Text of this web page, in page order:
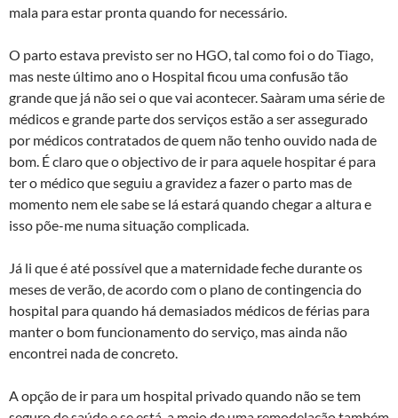
mala para estar pronta quando for necessário.
O parto estava previsto ser no HGO, tal como foi o do Tiago,
mas neste último ano o Hospital ficou uma confusão tão
grande que já não sei o que vai acontecer. Saà­ram uma série de
médicos e grande parte dos serviços estão a ser assegurado
por médicos contratados de quem não tenho ouvido nada de
bom. É claro que o objectivo de ir para aquele hospitar é para
ter o médico que seguiu a gravidez a fazer o parto mas de
momento nem ele sabe se lá estará quando chegar a altura e
isso põe-me numa situação complicada.
Já li que é até possível que a maternidade feche durante os
meses de verão, de acordo com o plano de contingencia do
hospital para quando há demasiados médicos de férias para
manter o bom funcionamento do serviço, mas ainda não
encontrei nada de concreto.
A opção de ir para um hospital privado quando não se tem